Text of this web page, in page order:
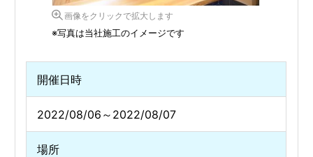
画像をクリックで拡大します
※写真は当社施工のイメージです
開催日時
2022/08/06～2022/08/07
場所